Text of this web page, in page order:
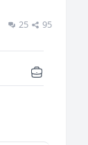
25 95